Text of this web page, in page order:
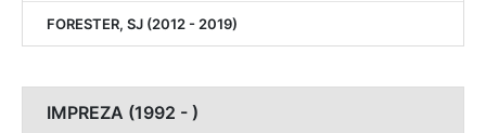
FORESTER, SJ (2012 - 2019)
IMPREZA (1992 - )